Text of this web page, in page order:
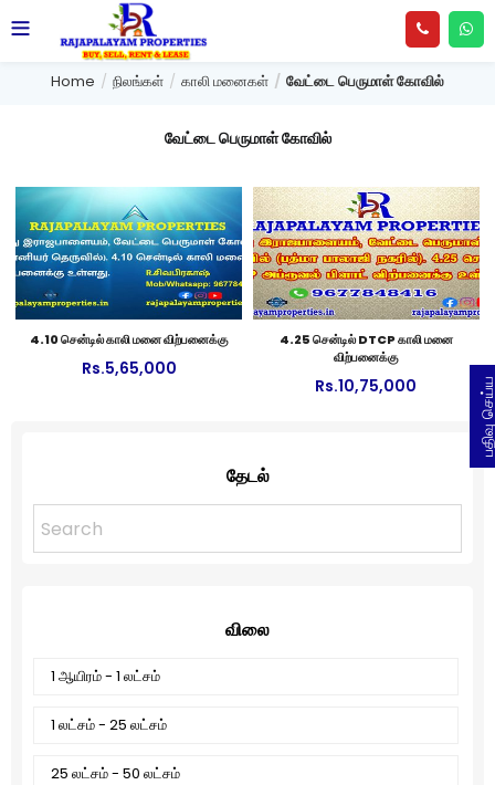
Home நிலங்கள் காலி மனைகள் வேட்டை பெருமாள் கோவில்
வேட்டை பெருமாள் கோவில்
4.10 சென்டில் காலி மனை விற்பனைக்கு
Rs.5,65,000
4.25 சென்டில் DTCP காலி மனை
விற்பனைக்கு
Rs.10,75,000
தேடல்
விலை
1 ஆயிரம் - 1 லட்சம்
1 லட்சம் - 25 லட்சம்
25 லட்சம் - 50 லட்சம்